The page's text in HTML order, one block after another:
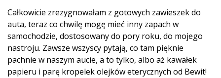
Całkowicie zrezygnowałam z gotowych zawieszek do
auta, teraz co chwilę mogę mieć inny zapach w
samochodzie, dostosowany do pory roku, do mojego
nastroju. Zawsze wszyscy pytają, co tam pięknie
pachnie w naszym aucie, a to tylko, albo aż kawałek
papieru i parę kropelek olejków eterycznych od Bewit!